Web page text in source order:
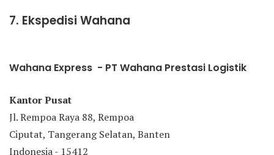
7. Ekspedisi Wahana
Wahana Express - PT Wahana Prestasi Logistik
Kantor Pusat
Jl. Rempoa Raya 88, Rempoa
Ciputat, Tangerang Selatan, Banten
Indonesia - 15412